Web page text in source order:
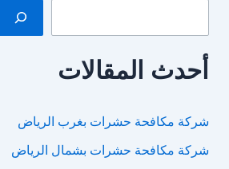
أحدث المقالات
شركة مكافحة حشرات بغرب الرياض
شركة مكافحة حشرات بشمال الرياض